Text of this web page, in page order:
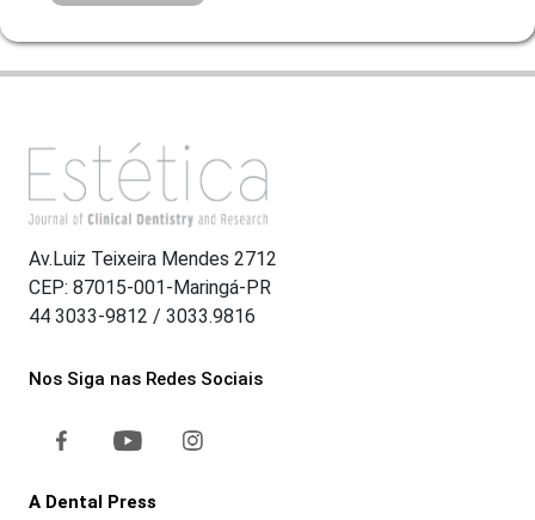
Av.Luiz Teixeira Mendes 2712
CEP: 87015-001-Maringá-PR
44 3033-9812 / 3033.9816
Nos Siga nas Redes Sociais
A Dental Press